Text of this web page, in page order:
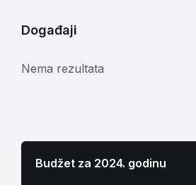
Događaji
Nema rezultata
Budžet za 2024. godinu